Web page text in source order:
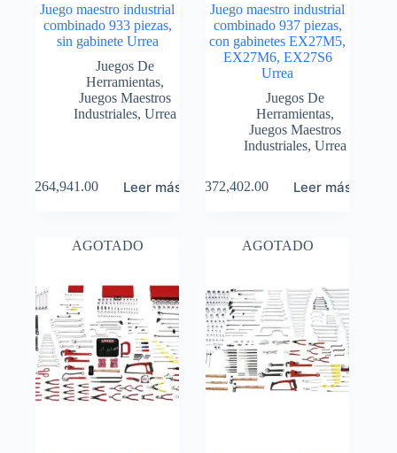
Juego maestro industrial
combinado 933 piezas,
sin gabinete Urrea
Juegos De
Herramientas,
Juegos Maestros
Industriales,Urrea
264,941.00 Leer más
Juego maestro industrial
combinado 937 piezas,
con gabinetes EX27M5,
EX27M6, EX27S6
Urrea
Juegos De
Herramientas,
Juegos Maestros
Industriales,Urrea
372,402.00 Leer más
AGOTADO AGOTADO